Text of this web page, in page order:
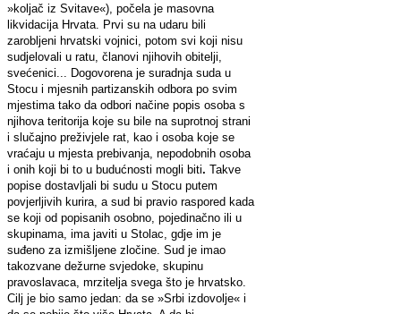
»koljač iz Svitave«), počela je masovna
likvidacija Hrvata. Prvi su na udaru bili
zarobljeni hrvatski vojnici, potom svi koji nisu
sudjelovali u ratu, članovi njihovih obitelji,
svećenici... Dogovorena je suradnja suda u
Stocu i mjesnih partizanskih odbora po svim
mjestima tako da odbori načine popis osoba s
njihova teritorija koje su bile na suprotnoj strani
i slučajno preživjele rat, kao i osoba koje se
vraćaju u mjesta prebivanja, nepodobnih osoba
i onih koji bi to u budućnosti mogli biti. Takve
popise dostavljali bi sudu u Stocu putem
povjerljivih kurira, a sud bi pravio raspored kada
se koji od popisanih osobno, pojedinačno ili u
skupinama, ima javiti u Stolac, gdje im je
suđeno za izmišljene zločine. Sud je imao
takozvane dežurne svjedoke, skupinu
pravoslavaca, mrzitelja svega što je hrvatsko.
Cilj je bio samo jedan: da se »Srbi izdovolje« i